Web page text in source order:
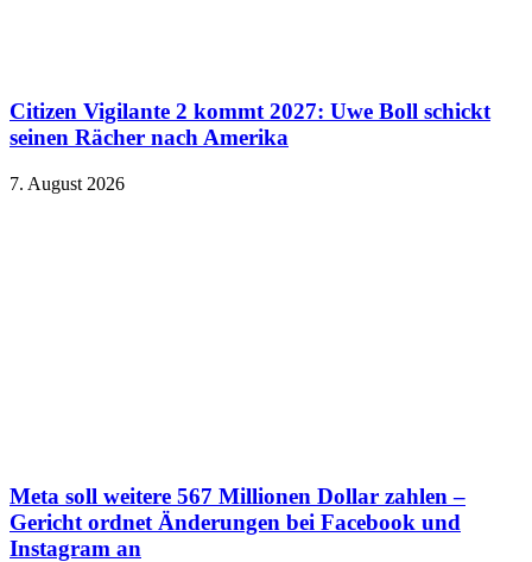
Citizen Vigilante 2 kommt 2027: Uwe Boll schickt
seinen Rächer nach Amerika
7. August 2026
Meta soll weitere 567 Millionen Dollar zahlen –
Gericht ordnet Änderungen bei Facebook und
Instagram an